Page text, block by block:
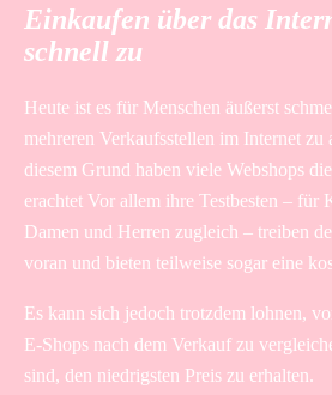
Einkaufen über das
schnell zu
Heute ist es für Menschen äußerst
mehreren Verkaufsstellen im Internet zu
diesem Grund haben viele Webshops
erachtet Vor allem ihre Testbesten – für
Damen und Herren zugleich – treiben
voran und bieten teilweise sogar eine
Es kann sich jedoch trotzdem lohnen,
E-Shops nach dem Verkauf zu
sind, den niedrigsten Preis zu erhalten.